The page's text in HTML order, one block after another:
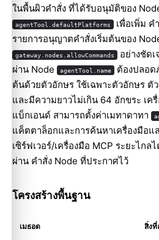
ในพื้นผิวคำสั่ง ที่ได้รับอนุมัติของ
agentTool.defaultPlatforms เพื่อเพิ่ม ค
รายการอนุญาตคำสั่งเริ่มต้นของ
gateway.nodes.allowCommands อย่างชัดเ
ผ่าน Node
agentTool.name ต้องปลอด
ต้นด้วยตัวอักษร ใช้เฉพาะตัวอักษร ตั
และมีความยาวไม่เกิน 64 อักขระ เค
แบ็กเอนด์ สามารถตั้งค่าเมทาดาทา
แค็ตตาล็อกและการค้นหาเครื่องมือแ
เซิร์ฟเวอร์/เครื่องมือ MCP ระยะไกล
ผ่าน คำสั่ง Node ที่ประกาศไว้
โครงสร้างพื้นฐาน
เมธอด สิ่งที่